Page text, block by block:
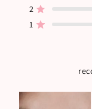
totales
de
5
estrellas:
totales
de
4
estrellas:
totales
de
3
estrellas:
2 Calificado
totales
de
2
estrellas:
1 Calificado
totales
de
1
estrellas: